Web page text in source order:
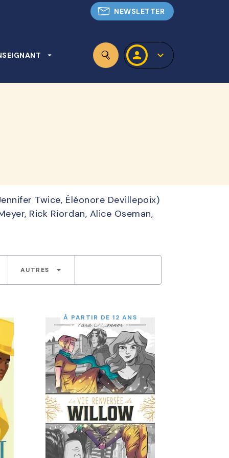
NEWSLETTER
personn keyboard_arrow_down
arrow_drop_down
search
Twice, Éléonore Devillepoix)
Rick Riordan, Alice Oseman,
AUTRES arrow_drop_down
À PARTIR DE 12 ANS